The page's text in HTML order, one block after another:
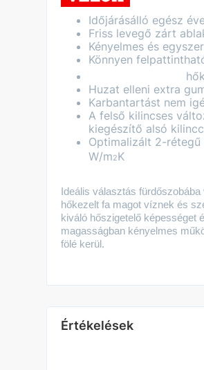
Időjárásálló egész
Friss levegő zárt
Kényelmes és
Könnyen
Huzat elleni extra
Karbantartást nem
A felső kilincses
kiegészítő alsó
Optimalizált 2-rétegű
W/m2K
Ideális választás
hőkezelt fa magot víznek és
kiváló hőszigetelő képességet
magasságban kényelmes
fölé kerül.
Értékelések